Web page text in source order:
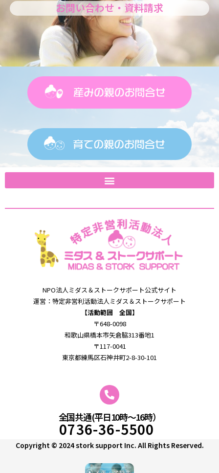
お問い合わせ・資料請求
NPO法⼈ミダス＆ストークサポート公式サイト
運営：特定⾮営利活動法⼈ミダス＆ストークサポート
【活動範囲 全国】
〒648-0098
和歌⼭県橋本市⽮倉脇313番地1
〒117-0041
東京都練馬区石神井町2-8-30-101
全国共通(平日10時～16時）
0736-36-5500
Copyright © 2024 stork support Inc. All Rights Reserved.